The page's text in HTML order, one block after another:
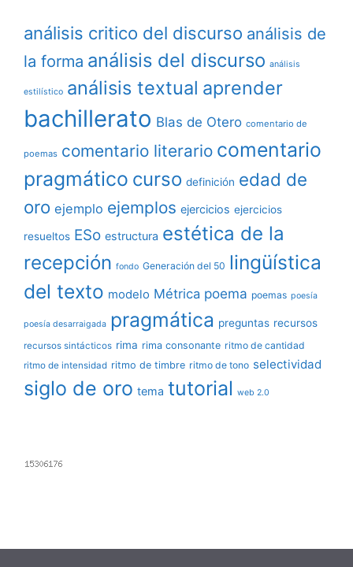
análisis critico del discurso análisis de
la forma análisis del discurso análisis
estilístico análisis textual aprender
bachillerato Blas de Otero comentario de
poemas comentario literario comentario
pragmático curso definición edad de
oro ejemplo ejemplos ejercicios ejercicios
resueltos ESo estructura estética de la
recepción fondo Generación del 50 lingüística
del texto modelo Métrica poema poemas poesía
poesía desarraigada pragmática preguntas recursos
recursos sintácticos rima rima consonante ritmo de cantidad
ritmo de intensidad ritmo de timbre ritmo de tono selectividad
siglo de oro tema tutorial web 2.0